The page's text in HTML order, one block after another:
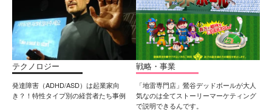
テクノロジー
発達障害（ADHD/ASD）は起業家向
き？！特性タイプ別の経営者たち事例
戦略・事業
「地雷専門店」鶯谷デッドボールが大人
気なのは全てストーリーマーケティング
で説明できるんです。